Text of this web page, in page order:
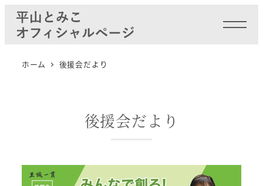
ホーム 後援会だより
後援会だより